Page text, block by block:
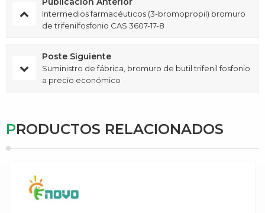
Intermedios farmacéuticos (3-bromopropil) bromuro
de trifenilfosfonio CAS 3607-17-8
Poste Siguiente
Suministro de fábrica, bromuro de butil trifenil fosfonio
a precio económico
PRODUCTOS RELACIONADOS